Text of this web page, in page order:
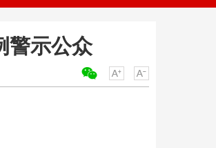
警示公众